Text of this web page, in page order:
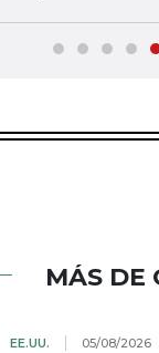
MÁS DE
EE.UU. 05/08/2026